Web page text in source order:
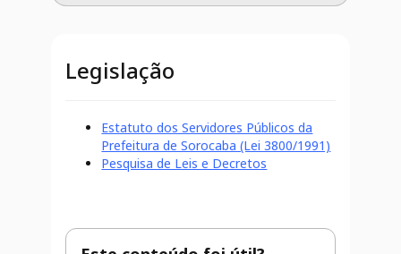
Legislação
Estatuto dos Servidores Públicos da
Prefeitura de Sorocaba (Lei 3800/1991)
Pesquisa de Leis e Decretos